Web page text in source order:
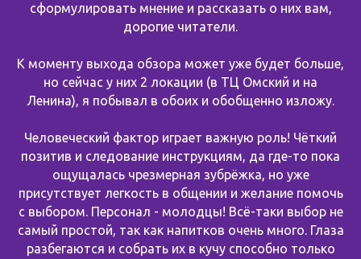
сформулировать мнение и рассказать о них вам,
дорогие читатели.
К моменту выхода обзора может уже будет больше,
но сейчас у них 2 локации (в ТЦ Омский и на
Ленина), я побывал в обоих и обобщенно изложу.
Человеческий фактор играет важную роль! Чёткий
позитив и следование инструкциям, да где-то пока
ощущалась чрезмерная зубрёжка, но уже
присутствует легкость в общении и желание помочь
с выбором. Персонал - молодцы! Всё-таки выбор не
самый простой, так как напитков очень много. Глаза
разбегаются и собрать их в кучу способно только